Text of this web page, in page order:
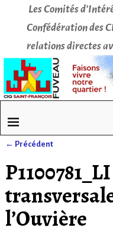
Les Comités
Confédération des
relations directes
← Précédent
l’Ouvière